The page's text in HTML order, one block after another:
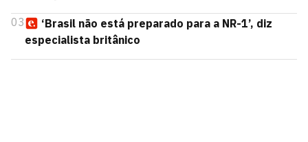
03
‘Brasil não está preparado para a NR-1’, diz
especialista britânico